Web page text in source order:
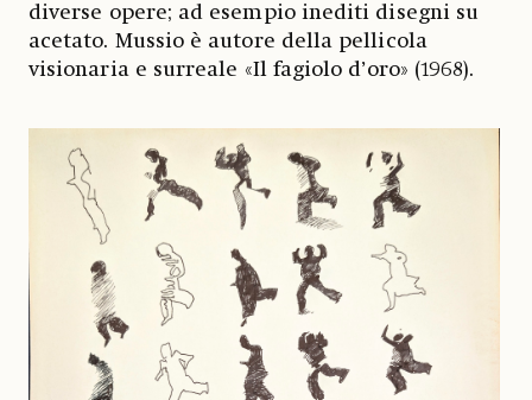
diverse opere; ad esempio inediti disegni su
acetato. Mussio è autore della pellicola
visionaria e surreale «Il fagiolo d’oro» (1968).